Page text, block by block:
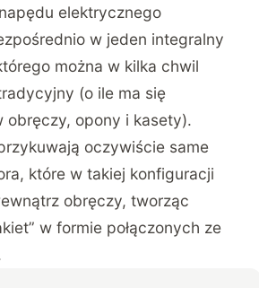
elektrycznego
w jeden integralny
można w kilka chwil
(o ile ma się
obręczy, opony i kasety).
oczywiście same
które w takiej konfiguracji
obręczy, tworząc
w formie połączonych ze